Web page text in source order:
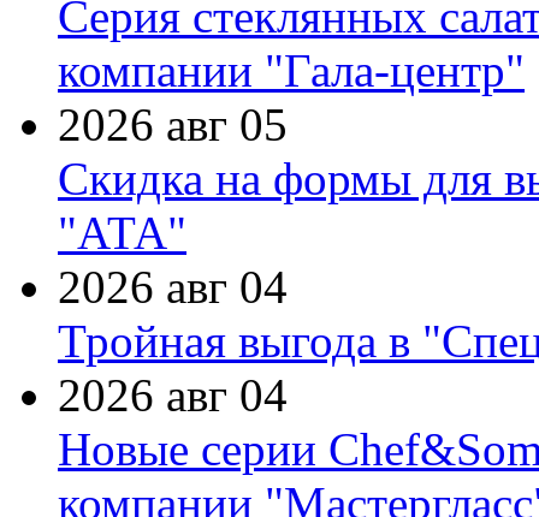
Серия стеклянных
компании "Гала-центр"
2026 авг 05
Скидка на формы для
"АТА"
2026 авг 04
Тройная выгода в
2026 авг 04
Новые серии
компании